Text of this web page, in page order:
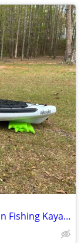
Jackson Big Rig Yak Attack Special Edition Fishing Kayak (2015)